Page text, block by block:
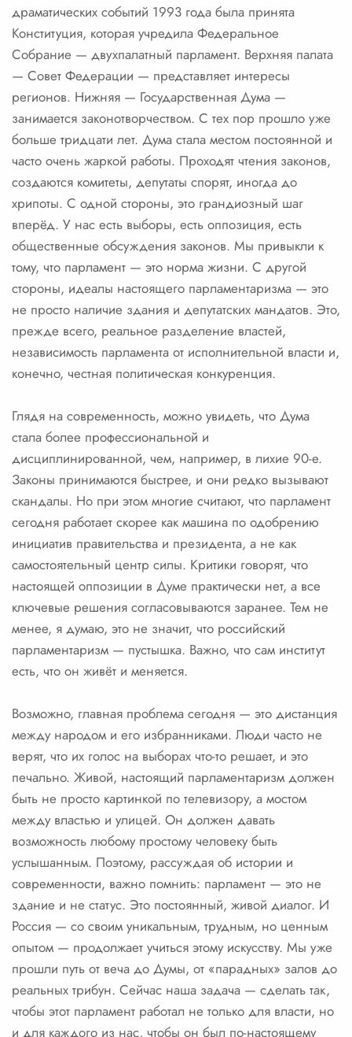
драматических событий 1993 года была принята
Конституция, которая учредила Федеральное
Собрание — двухпалатный парламент. Верхняя палата
— Совет Федерации — представляет интересы
регионов. Нижняя — Государственная Дума —
занимается законотворчеством. С тех пор прошло уже
больше тридцати лет. Дума стала местом постоянной и
часто очень жаркой работы. Проходят чтения законов,
создаются комитеты, депутаты спорят, иногда до
хрипоты. С одной стороны, это грандиозный шаг
вперёд. У нас есть выборы, есть оппозиция, есть
общественные обсуждения законов. Мы привыкли к
тому, что парламент — это норма жизни. С другой
стороны, идеалы настоящего парламентаризма — это
не просто наличие здания и депутатских мандатов. Это,
прежде всего, реальное разделение властей,
независимость парламента от исполнительной власти и,
конечно, честная политическая конкуренция.
Глядя на современность, можно увидеть, что Дума
стала более профессиональной и
дисциплинированной, чем, например, в лихие 90-е.
Законы принимаются быстрее, и они редко вызывают
скандалы. Но при этом многие считают, что парламент
сегодня работает скорее как машина по одобрению
инициатив правительства и президента, а не как
самостоятельный центр силы. Критики говорят, что
настоящей оппозиции в Думе практически нет, а все
ключевые решения согласовываются заранее. Тем не
менее, я думаю, это не значит, что российский
парламентаризм — пустышка. Важно, что сам институт
есть, что он живёт и меняется.
Возможно, главная проблема сегодня — это дистанция
между народом и его избранниками. Люди часто не
верят, что их голос на выборах что-то решает, и это
печально. Живой, настоящий парламентаризм должен
быть не просто картинкой по телевизору, а мостом
между властью и улицей. Он должен давать
возможность любому простому человеку быть
услышанным. Поэтому, рассуждая об истории и
современности, важно помнить: парламент — это не
здание и не статус. Это постоянный, живой диалог. И
Россия — со своим уникальным, трудным, но ценным
опытом — продолжает учиться этому искусству. Мы уже
прошли путь от веча до Думы, от «парадных» залов до
реальных трибун. Сейчас наша задача — сделать так,
чтобы этот парламент работал не только для власти, но
и для каждого из нас, чтобы он был по-настоящему